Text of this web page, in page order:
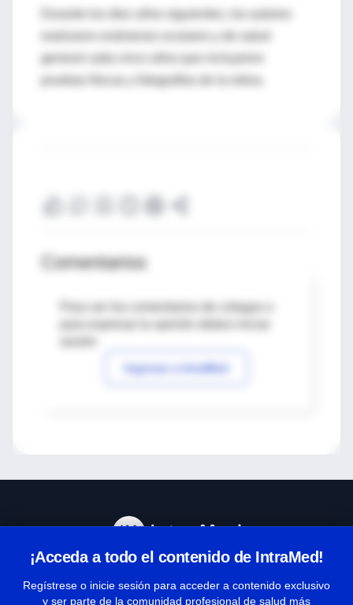
Durante los diez años siguientes, los autores
general cada cinco años que incluyeron
pruebas físicas y fotografías de la retina.
Comentarios
Para ver los comentarios de colegas o
Ingresar a IntraMed
¡Acceda a todo el contenido de IntraMed!
Regístrese o inicie sesión para acceder a contenido exclusivo
y ser parte de la comunidad profesional de salud más